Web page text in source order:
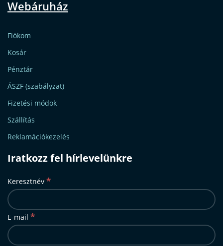
Webáruház
Fiókom
Kosár
Pénztár
ÁSZF (szabályzat)
Fizetési módok
Szállítás
Reklamációkezelés
Iratkozz fel hírlevelünkre
Keresztnév *
E-mail *